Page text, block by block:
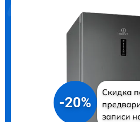
-20%
Скидка
записи